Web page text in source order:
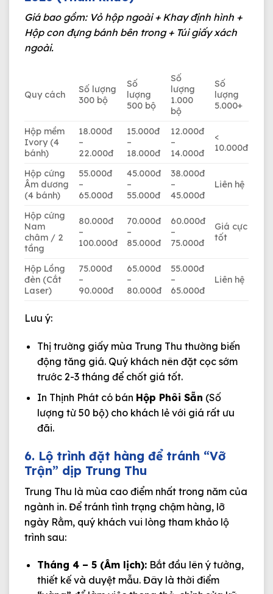
Giá bao gồm: Vỏ hộp ngoài + Khay định hình +
Hộp con đựng bánh bên trong + Túi giấy xách
ngoài.
Quy cách
Số lượng
300 bộ
Số
lượng
500 bộ
Số
lượng
1.000
bộ
Số
lượng
5.000+
Hộp mềm
Ivory (4
bánh)
18.000đ
–
22.000đ
15.000đ
–
18.000đ
12.000đ
–
14.000đ
<
10.000đ
Hộp cứng
Âm dương
(4 bánh)
55.000đ
–
65.000đ
45.000đ
–
55.000đ
38.000đ
–
45.000đ
Liên hệ
Hộp cứng
Nam
châm / 2
tầng
80.000đ
–
100.000đ
70.000đ
–
85.000đ
60.000đ
–
75.000đ
Giá cực
tốt
Hộp Lồng
đèn (Cắt
Laser)
75.000đ
–
90.000đ
65.000đ
–
80.000đ
55.000đ
–
65.000đ
Liên hệ
Lưu ý:
Thị trường giấy mùa Trung Thu thường biến
động tăng giá. Quý khách nên đặt cọc sớm
trước 2-3 tháng để chốt giá tốt.
In Thịnh Phát có bán Hộp Phôi Sẵn (Số
lượng từ 50 bộ) cho khách lẻ với giá rất ưu
đãi.
6. Lộ trình đặt hàng để tránh “Vỡ
Trận” dịp Trung Thu
Trung Thu là mùa cao điểm nhất trong năm của
ngành in. Để tránh tình trạng chậm hàng, lỡ
ngày Rằm, quý khách vui lòng tham khảo lộ
trình sau:
Tháng 4 – 5 (Âm lịch):Bắt đầu lên ý tưởng,
thiết kế và duyệt mẫu. Đây là thời điểm